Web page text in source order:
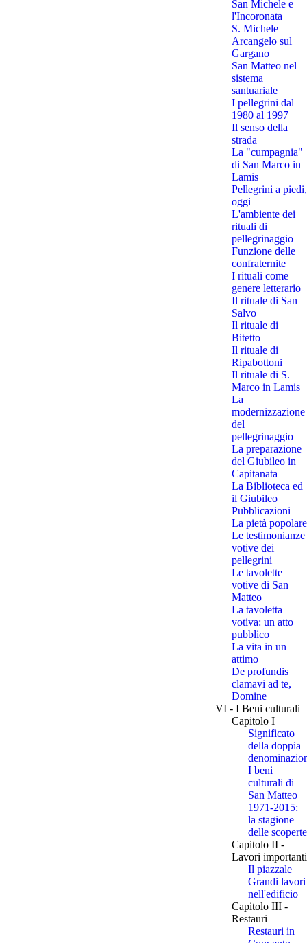
San Michele e
l'Incoronata
S. Michele
Arcangelo sul
Gargano
San Matteo nel
sistema
santuariale
I pellegrini dal
1980 al 1997
Il senso della
strada
La "cumpagnia"
di San Marco in
Lamis
Pellegrini a piedi,
oggi
L'ambiente dei
rituali di
pellegrinaggio
Funzione delle
confraternite
I rituali come
genere letterario
Il rituale di San
Salvo
Il rituale di
Bitetto
Il rituale di
Ripabottoni
Il rituale di S.
Marco in Lamis
La
modernizzazione
del
pellegrinaggio
La preparazione
del Giubileo in
Capitanata
La Biblioteca ed
il Giubileo
Pubblicazioni
La pietà popolare
Le testimonianze
votive dei
pellegrini
Le tavolette
votive di San
Matteo
La tavoletta
votiva: un atto
pubblico
La vita in un
attimo
De profundis
clamavi ad te,
Domine
VI - I Beni culturali
Capitolo I
Significato
della doppia
I beni
culturali di
San Matteo
1971-2015:
la stagione
delle scoperte
Capitolo II -
Lavori importanti
Il piazzale
Grandi lavori
nell'edificio
Capitolo III -
Restauri
Restauri in